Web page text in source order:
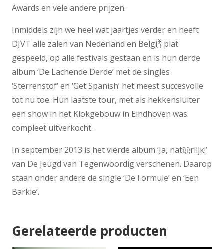
Awards en vele andere prijzen.
Inmiddels zijn we heel wat jaartjes verder en heeft
DJVT alle zalen van Nederland en BelgiǮ plat
gespeeld, op alle festivals gestaan en is hun derde
album ‘De Lachende Derde’ met de singles
‘Sterrenstof’ en ‘Get Spanish’ het meest succesvolle
tot nu toe. Hun laatste tour, met als hekkensluiter
een show in het Klokgebouw in Eindhoven was
compleet uitverkocht.
In september 2013 is het vierde album ‘Ja, natǧǧrlijk!’
van De Jeugd van Tegenwoordig verschenen. Daarop
staan onder andere de single ‘De Formule’ en ‘Een
Barkie’.
Gerelateerde producten